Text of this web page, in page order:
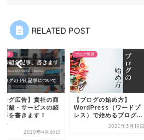
RELATED POST
運営
ログ広告】貴社の商
店舗・サービスの紹
事を書きます！
...
2020年4月30日
ブログ運営
【ブログの始め方】
WordPress（ワードプ
レス）で始めるブログ...
2020年3月19日